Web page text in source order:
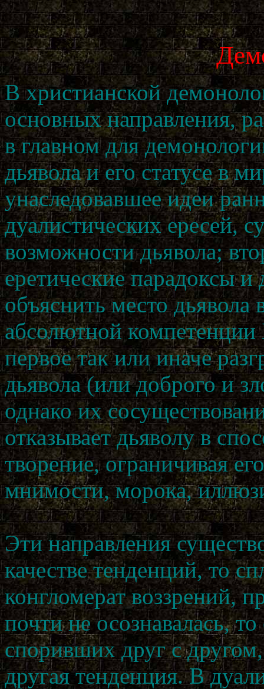
В христианской
основных направления,
в главном для
дьявола и его статусе в
унаследовавшее идеи
дуалистических ересей,
возможности дьявола;
еретические парадоксы
объяснить место
абсолютной компетенции
первое так или иначе
дьявола (или доброго и
однако их
отказывает дьяволу в
творение, ограничивая
мнимости, морока,
Эти направления
качестве тенденций, то
конгломерат воззрений,
почти не осознавалась,
споривших друг с
другая тенденция. В